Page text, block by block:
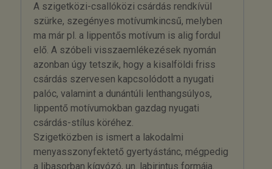
A szigetközi-csallóközi csárdás rendkívül
szürke, szegényes motívumkincsű, melyben
ma már pl. a lippentős motívum is alig fordul
elő. A szóbeli visszaemlékezések nyomán
azonban úgy tetszik, hogy a kisalföldi friss
csárdás szervesen kapcsolódott a nyugati
palóc, valamint a dunántúli lenthangsúlyos,
lippentő motívumokban gazdag nyugati
csárdás-stílus köréhez.
Szigetközben is ismert a lakodalmi
menyasszonyfektető gyertyástánc, mégpedig
a libasorban kígyózó, un. labirintus formája.